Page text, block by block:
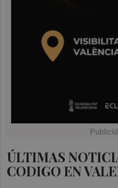
ÚLTIMAS
CODIGO EN